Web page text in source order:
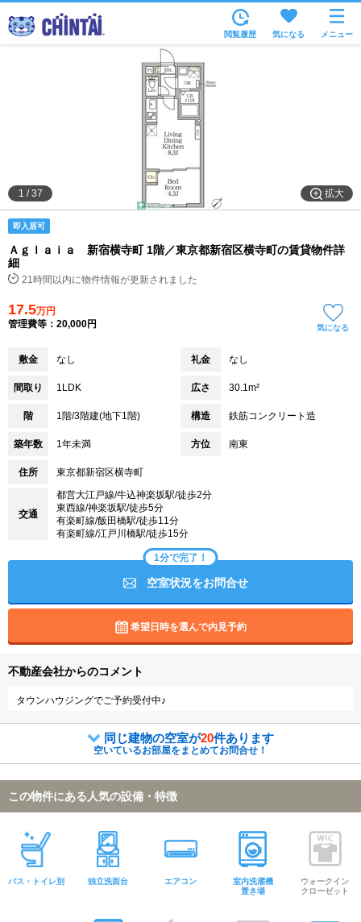
沿線・駅から
住所から
家賃相場から
通勤通学時間から
物件特集から
不動産会社から
閲覧履歴 気になる メニュー
拡大
1 /37
即入居可
Ａｇｌａｉａ 新宿横寺町 1階／東京都新宿区横寺町の賃貸物件詳
細
21時間以内に物件情報が更新されました
17.5万円
管理費等：20,000円
気になる
敷金 なし 礼金 なし
間取り 1LDK 広さ 30.1m²
階 1階/3階建(地下1階) 構造 鉄筋コンクリート造
築年数 1年未満 方位 南東
住所 東京都新宿区横寺町
交通
都営大江戸線/牛込神楽坂駅/徒歩2分
東西線/神楽坂駅/徒歩5分
有楽町線/飯田橋駅/徒歩11分
有楽町線/江戸川橋駅/徒歩15分
1分で完了！
空室状況をお問合せ
希望日時を選んで内見予約
不動産会社からのコメント
タウンハウジングでご予約受付中♪
同じ建物の空室が20件あります
空いているお部屋をまとめてお問合せ！
この物件にある人気の設備・特徴
バス・トイレ別 独立洗面台 エアコン
室内洗濯機
置き場
ウォークイン
クローゼット